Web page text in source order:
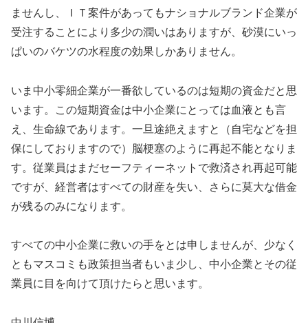
ませんし、ＩＴ案件があってもナショナルブランド企業が
受注することにより多少の潤いはありますが、砂漠にいっ
ぱいのバケツの水程度の効果しかありません。
いま中小零細企業が一番欲しているのは短期の資金だと思
います。この短期資金は中小企業にとっては血液とも言
え、生命線であります。一旦途絶えますと（自宅などを担
保にしておりますので）脳梗塞のように再起不能となりま
す。従業員はまだセーフティーネットで救済され再起可能
ですが、経営者はすべての財産を失い、さらに莫大な借金
が残るのみになります。
すべての中小企業に救いの手をとは申しませんが、少なく
ともマスコミも政策担当者もいま少し、中小企業とその従
業員に目を向けて頂けたらと思います。